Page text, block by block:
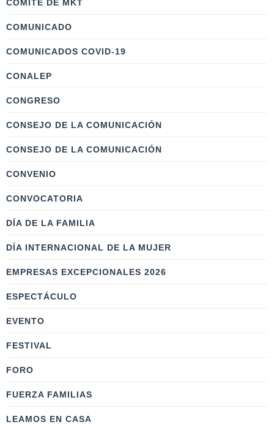
COMITÉ DE MKT
COMUNICADO
COMUNICADOS COVID-19
CONALEP
CONGRESO
CONSEJO DE LA COMUNICACIÓN
CONSEJO DE LA COMUNICACIÓN
CONVENIO
CONVOCATORIA
DÍA DE LA FAMILIA
DÍA INTERNACIONAL DE LA MUJER
EMPRESAS EXCEPCIONALES 2026
ESPECTÁCULO
EVENTO
FESTIVAL
FORO
FUERZA FAMILIAS
LEAMOS EN CASA